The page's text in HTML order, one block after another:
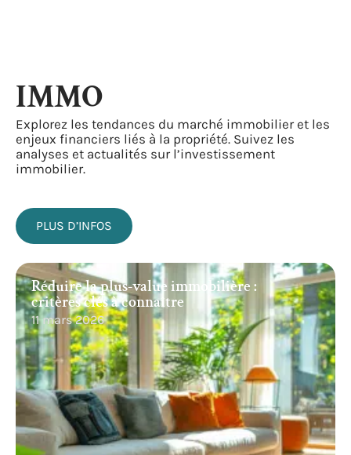
IMMO
Explorez les tendances du marché immobilier et les
enjeux financiers liés à la propriété. Suivez les
analyses et actualités sur l’investissement
immobilier.
PLUS D’INFOS
Réduire la plus-value immobilière :
critères clés à connaître
11 mars 2026